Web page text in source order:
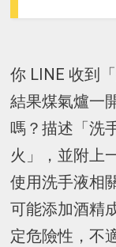
你 LINE 收到
結果煤氣爐一
嗎？描述「洗
火」，並附上
使用洗手液相
可能添加酒精
定危險性，不